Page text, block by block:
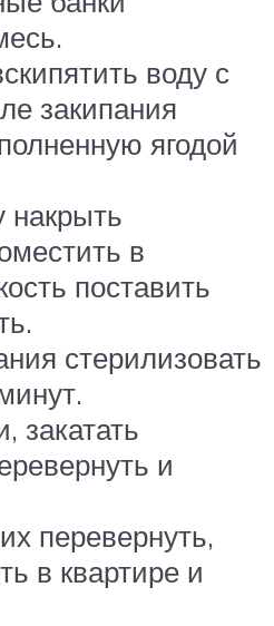
воду с
закипания
ягодой
накрыть
в
поставить
стерилизовать
закатать
и
перевернуть,
в квартире и